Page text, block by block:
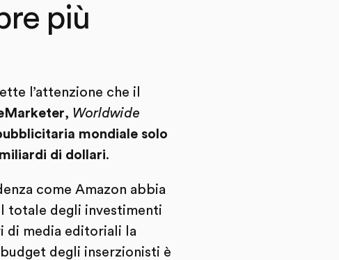
più
l’attenzione che il
, Worldwide
mondiale solo
di dollari.
come Amazon abbia
totale degli investimenti
di media editoriali la
degli inserzionisti è